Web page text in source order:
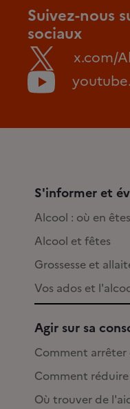
Suivez-nous
sociaux
x.com/
S'informer et
Alcool : où en
Alcool et fêtes
Grossesse et
Vos ados et
Agir sur sa
Comment arrêter
Comment
Où trouver de